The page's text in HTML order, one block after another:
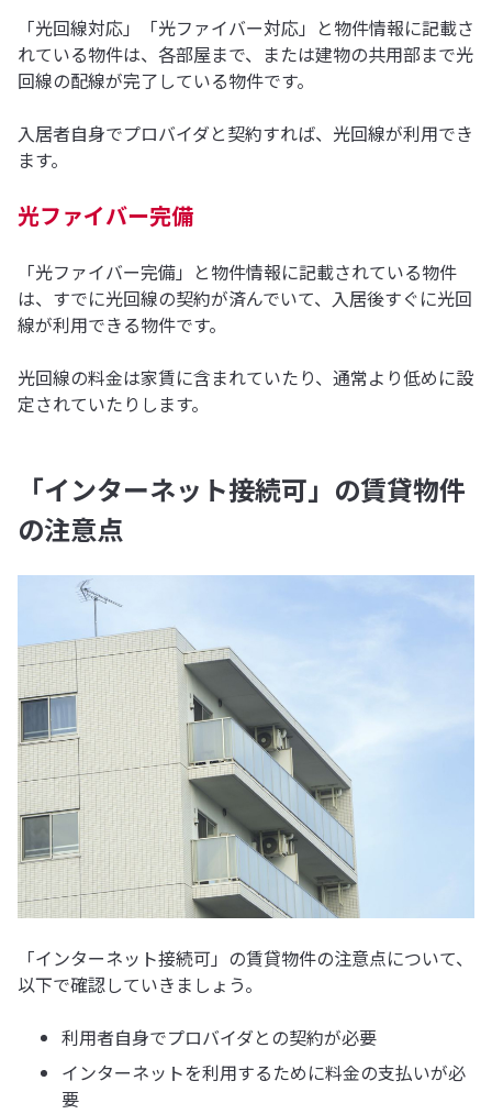
「光回線対応」「光ファイバー対応」と物件情報に記載さ
れている物件は、各部屋まで、または建物の共用部まで光
回線の配線が完了している物件です。
入居者自身でプロバイダと契約すれば、光回線が利用でき
ます。
光ファイバー完備
「光ファイバー完備」と物件情報に記載されている物件
は、すでに光回線の契約が済んでいて、入居後すぐに光回
線が利用できる物件です。
光回線の料金は家賃に含まれていたり、通常より低めに設
定されていたりします。
「インターネット接続可」の賃貸物件
の注意点
「インターネット接続可」の賃貸物件の注意点について、
以下で確認していきましょう。
利用者自身でプロバイダとの契約が必要
インターネットを利用するために料金の支払いが必
要